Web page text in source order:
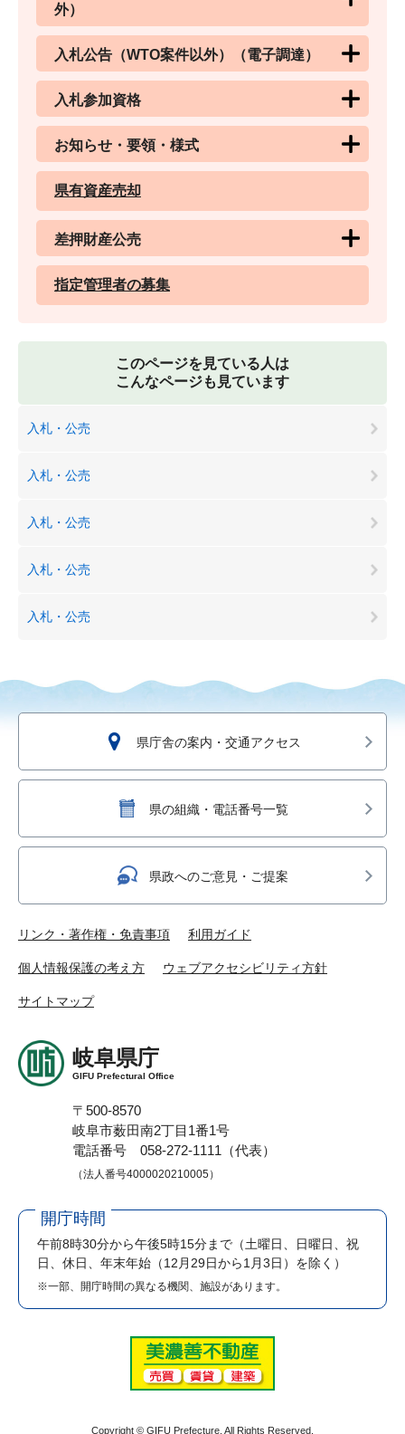
外）
入札公告（WTO案件以外）（電子調達）
入札参加資格
お知らせ・要領・様式
県有資産売却
差押財産公売
指定管理者の募集
このページを見ている人は
こんなページも見ています
入札・公売
入札・公売
入札・公売
入札・公売
入札・公売
県庁舎の案内・交通アクセス
県の組織・電話番号一覧
県政へのご意見・ご提案
リンク・著作権・免責事項 利用ガイド
個人情報保護の考え方 ウェブアクセシビリティ方針
サイトマップ
岐阜県庁
GIFU Prefectural Office
〒500-8570
岐阜市薮田南2丁目1番1号
電話番号 058-272-1111（代表）
（法人番号4000020210005）
開庁時間
午前8時30分から午後5時15分まで （土曜日、日曜日、祝
日、休日、年末年始（12月29日から1月3日）を除く）
※一部、開庁時間の異なる機関、施設があります。
Copyright © GIFU Prefecture. All Rights Reserved.